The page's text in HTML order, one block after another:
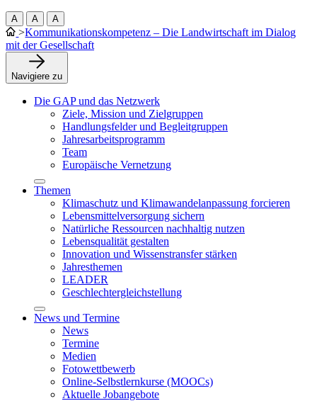
A A A
>Kommunikationskompetenz – Die Landwirtschaft im Dialog
mit der Gesellschaft
Navigiere zu
Die GAP und das Netzwerk
Ziele, Mission und Zielgruppen
Handlungsfelder und Begleitgruppen
Jahresarbeitsprogramm
Team
Europäische Vernetzung
Themen
Klimaschutz und Klimawandelanpassung forcieren
Lebensmittelversorgung sichern
Natürliche Ressourcen nachhaltig nutzen
Lebensqualität gestalten
Innovation und Wissenstransfer stärken
Jahresthemen
LEADER
Geschlechtergleichstellung
News und Termine
News
Termine
Medien
Fotowettbewerb
Online-Selbstlernkurse (MOOCs)
Aktuelle Jobangebote